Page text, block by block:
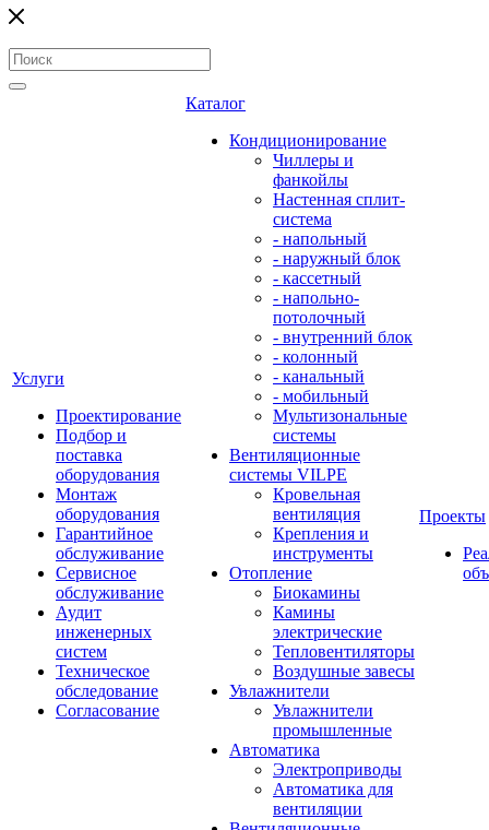
Услуги
Проектирование
Подбор и
поставка
оборудования
Монтаж
оборудования
Гарантийное
обслуживание
Сервисное
обслуживание
Аудит
инженерных
систем
Техническое
обследование
Согласование
Каталог
Кондиционирование
Чиллеры и
фанкойлы
Настенная сплит-
система
- напольный
- наружный блок
- кассетный
- напольно-
потолочный
- внутренний блок
- колонный
- канальный
- мобильный
Мультизональные
системы
Вентиляционные
системы VILPE
Кровельная
вентиляция
Крепления и
инструменты
Отопление
Биокамины
Камины
электрические
Тепловентиляторы
Воздушные завесы
Увлажнители
Увлажнители
промышленные
Автоматика
Электроприводы
Автоматика для
вентиляции
Проекты